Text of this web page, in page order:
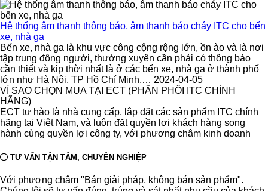
Hệ thống âm thanh thông báo, âm thanh báo cháy ITC cho bến
xe, nhà ga
Bến xe, nhà ga là khu vực công cộng rộng lớn, ồn ào và là nơi
tập trung đông người, thường xuyên cần phải có thông báo
cần thiết và kịp thời nhất là ở các bến xe, nhà ga ở thành phố
lớn như Hà Nội, TP Hồ Chí Minh,… 2024-04-05
VÌ SAO CHỌN MUA TẠI ECT (PHÂN PHỐI ITC CHÍNH
HÃNG)
ECT tự hào là nhà cung cấp, lắp đặt các sản phẩm ITC chính
hãng tại Việt Nam, và luôn đặt quyền lợi khách hàng song
hành cùng quyền lợi công ty, với phương châm kinh doanh
TƯ VẤN TẬN TÂM, CHUYÊN NGHIỆP
Với phương châm "Bán giải pháp, không bán sản phẩm".